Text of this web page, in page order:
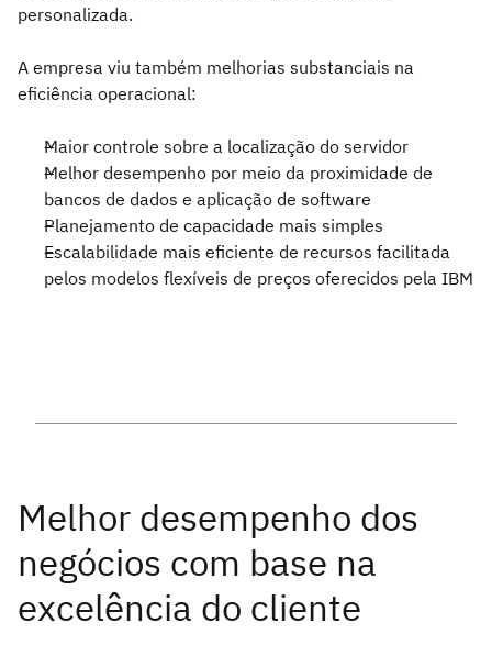
personalizada.
A empresa viu também melhorias substanciais na
eficiência operacional:
Maior controle sobre a localização do servidor
Melhor desempenho por meio da proximidade de
bancos de dados e aplicação de software
Planejamento de capacidade mais simples
Escalabilidade mais eficiente de recursos facilitada
pelos modelos flexíveis de preços oferecidos pela IBM